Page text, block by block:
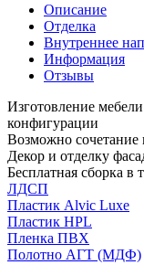
Описание
Отделка
Внутреннее
Информация
Отзывы
Изготовление
конфигурации
Возможно сочетание
Декор и отделку
Бесплатная сборка в
ЛДСП
Пластик Alvic Luxe
Пластик HPL
Пленка ПВХ
Полотно АГТ (МДФ)